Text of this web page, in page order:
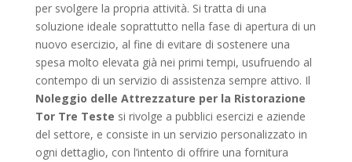
per svolgere la propria attività. Si tratta di una
soluzione ideale soprattutto nella fase di apertura di un
nuovo esercizio, al fine di evitare di sostenere una
spesa molto elevata già nei primi tempi, usufruendo al
contempo di un servizio di assistenza sempre attivo. Il
Noleggio delle Attrezzature per la Ristorazione
Tor Tre Teste si rivolge a pubblici esercizi e aziende
del settore, e consiste in un servizio personalizzato in
ogni dettaglio, con l’intento di offrire una fornitura